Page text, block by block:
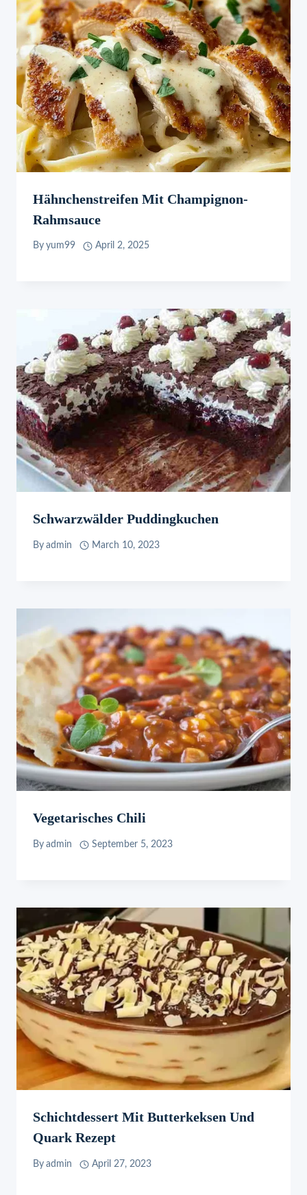
Hähnchenstreifen Mit Champignon-
Rahmsauce
By yum99 April 2, 2025
Schwarzwälder Puddingkuchen
By admin March 10, 2023
Vegetarisches Chili
By admin September 5, 2023
Schichtdessert Mit Butterkeksen Und
Quark Rezept
By admin April 27, 2023